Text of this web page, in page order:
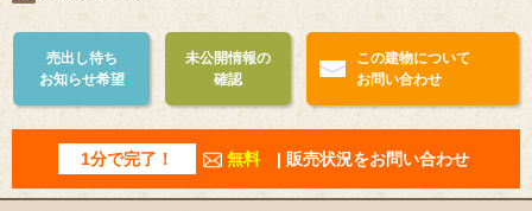
売出し待ち
お知らせ希望
未公開情報の
確認
この建物について
お問い合わせ
1分で完了！ 無料 | 販売状況をお問い合わせ